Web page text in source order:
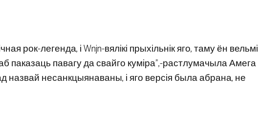
рок-легенда, і Wnjn-вялікі прыхільнік яго, таму ён вельмі
паказаць павагу да свайго куміра”,-растлумачыла Амега
назвай несанкцыянаваны, і яго версія была абрана, не